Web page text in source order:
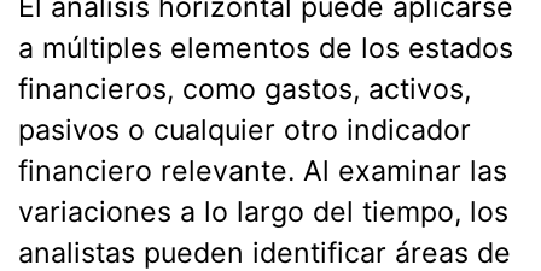
El análisis horizontal puede aplicarse
a múltiples elementos de los estados
financieros, como gastos, activos,
pasivos o cualquier otro indicador
financiero relevante. Al examinar las
variaciones a lo largo del tiempo, los
analistas pueden identificar áreas de